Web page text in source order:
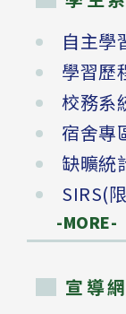
自主學
學習歷
校務系
宿舍專
缺曠統
SIRS(
-MORE-
宣導